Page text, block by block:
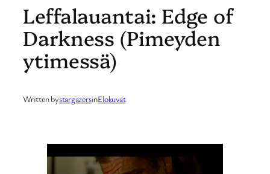
Leffalauantai: Edge of
Darkness (Pimeyden
ytimessä)
Written bystargazersinElokuvat